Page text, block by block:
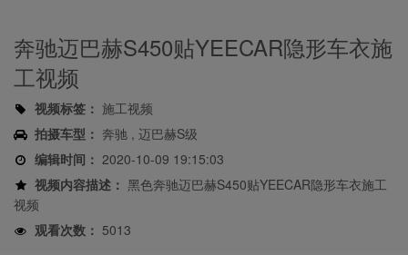
奔驰迈巴赫S450贴YEECAR隐形车衣施
工视频
视频标签： 施工视频
拍摄车型： 奔驰 , 迈巴赫S级
编辑时间： 2020-10-09 19:15:03
视频内容描述： 黑色奔驰迈巴赫S450贴YEECAR隐形车衣施工
视频
观看次数： 5013